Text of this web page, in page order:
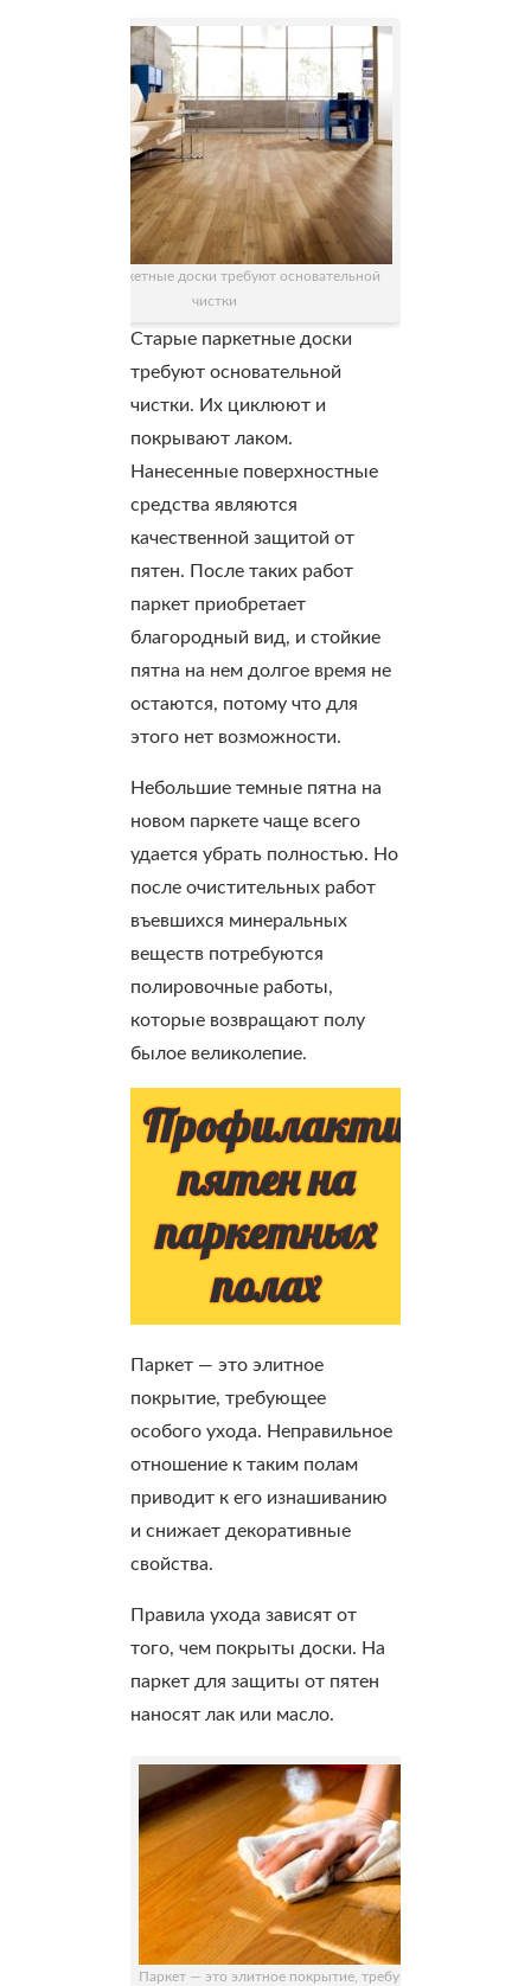
Старые паркетные доски требуют основательной
чистки
Старые паркетные доски
требуют основательной
чистки. Их циклюют и
покрывают лаком.
Нанесенные поверхностные
средства являются
качественной защитой от
пятен. После таких работ
паркет приобретает
благородный вид, и стойкие
пятна на нем долгое время не
остаются, потому что для
этого нет возможности.
Небольшие темные пятна на
новом паркете чаще всего
удается убрать полностью. Но
после очистительных работ
въевшихся минеральных
веществ потребуются
полировочные работы,
которые возвращают полу
былое великолепие.
Профилактика
пятен на
паркетных
полах
Паркет — это элитное
покрытие, требующее
особого ухода. Неправильное
отношение к таким полам
приводит к его изнашиванию
и снижает декоративные
свойства.
Правила ухода зависят от
того, чем покрыты доски. На
паркет для защиты от пятен
наносят лак или масло.
Паркет — это элитное покрытие, требующее особого